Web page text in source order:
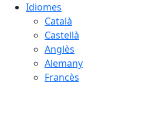
Idiomes
Català
Castellà
Anglès
Alemany
Francès